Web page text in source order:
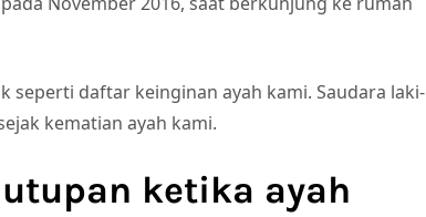
seperti daftar keinginan ayah kami. Saudara laki-
kematian ayah kami.
ketika ayah